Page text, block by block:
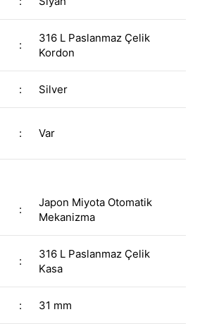
:
316 L Paslanmaz Çelik
Kordon
: Silver
: Var
:
Japon Miyota Otomatik
Mekanizma
:
316 L Paslanmaz Çelik
Kasa
: 31 mm